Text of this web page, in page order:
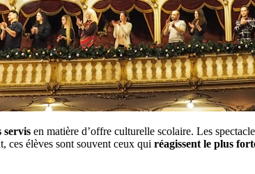
servis en matière d’offre culturelle scolaire. Les
ces élèves sont souvent ceux qui réagissent le plus